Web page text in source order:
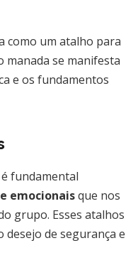
como um atalho para
se manifesta
e os fundamentos
fundamental
emocionaisque nos
grupo. Esses atalhos
de segurança e